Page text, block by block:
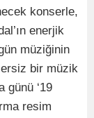
konserle,
enerjik
müziğinin
bir müzik
günü ‘19
resim